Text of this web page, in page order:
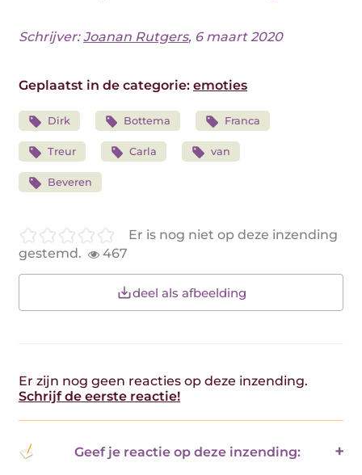
Schrijver:Joanan Rutgers, 6 maart 2020
Geplaatst in de categorie: emoties
Dirk Bottema Franca
Treur Carla van
Beveren
Er is nog niet op deze inzending
gestemd.
467
deel als afbeelding
Er zijn nog geen reacties op deze inzending.
Schrijf de eerste reactie!
Geef je reactie op deze inzending: